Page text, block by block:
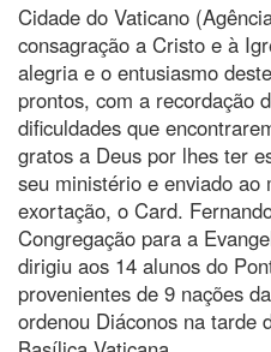
Cidade do Vaticano
consagração a Cristo e à
alegria e o entusiasmo
prontos, com a recordação
dificuldades que
gratos a Deus por lhes ter
seu ministério e enviado ao
exortação, o Card.
Congregação para a
dirigiu aos 14 alunos do
provenientes de 9 nações
ordenou Diáconos na tarde